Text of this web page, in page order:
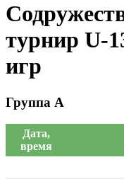
турнир U-
игр
Группа А
Дата,
время